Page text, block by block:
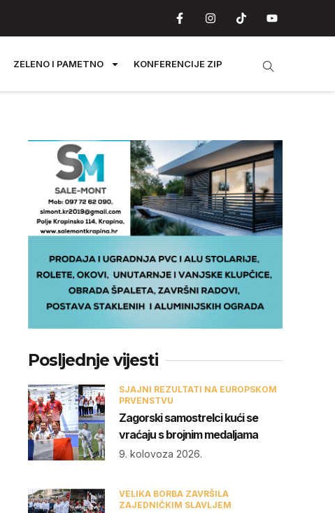
ZELENO I PAMETNO KONFERENCIJE ZIP
Posljednje vijesti
SJAJNI REZULTATI NA EUROPSKOM
PRVENSTVU
Zagorski samostrelci kući se
vraćaju s brojnim medaljama
9. kolovoza 2026.
VELIKA BORBA ZAVRŠILA
ZAJEDNIČKIM SLAVLJEM